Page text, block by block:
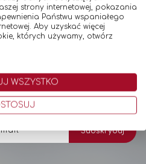
się o najnowszych promocjach,
adres e-mail korespondencji
Aby potwierdzić subskrypcję -
na Twój adres e-mail.
Subskrybuj
strony internetowej, pokazania
Państwu wspaniałego
Aby uzyskać więcej
których używamy, otwórz
WSZYSTKO